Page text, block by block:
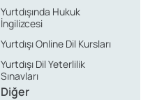
Yurtdışında Hukuk
İngilizcesi
Yurtdışı Online Dil Kursları
Yurtdışı Dil Yeterlilik
Sınavları
Diğer